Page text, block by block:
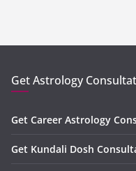
Get Astrology
Get Career Astrology
Get Kundali Dosh